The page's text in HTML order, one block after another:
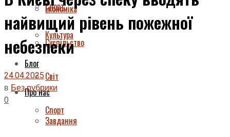
Спорт
Культура
Блог
Про нас
Завдання
Економіка
Суспільство
Світ
Спорт
найвищий рівень пожежної
небезпеки
24.04.2025
в Без рубрики
0